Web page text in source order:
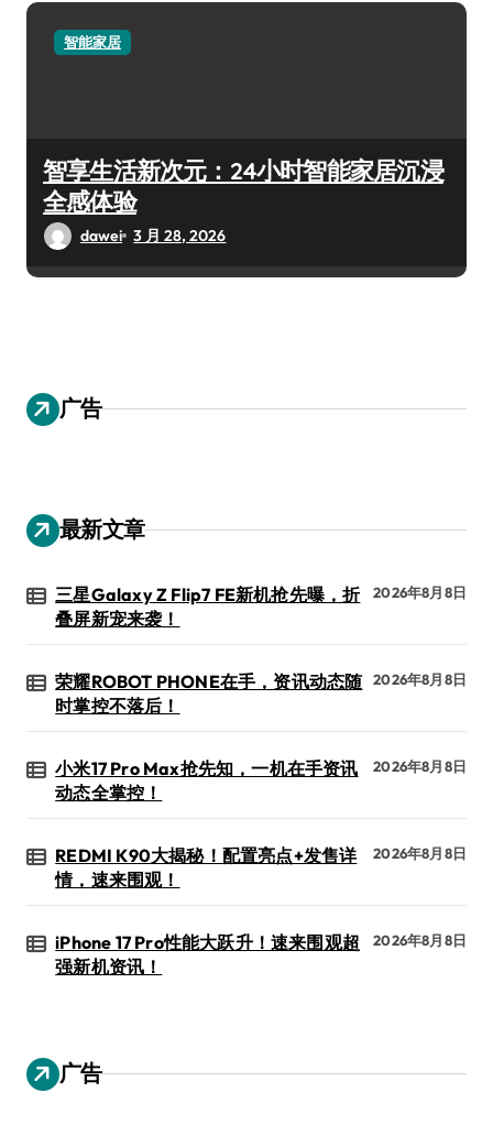
智能家居
智享生活新次元：24小时智能家居沉浸
全感体验
dawei 3 月 28, 2026
广告
最新文章
三星Galaxy Z Flip7 FE新机抢先曝，折
叠屏新宠来袭！
2026年8月8日
荣耀ROBOT PHONE在手，资讯动态随
时掌控不落后！
2026年8月8日
小米17 Pro Max抢先知，一机在手资讯
动态全掌控！
2026年8月8日
REDMI K90大揭秘！配置亮点+发售详
情，速来围观！
2026年8月8日
iPhone 17 Pro性能大跃升！速来围观超
强新机资讯！
2026年8月8日
广告